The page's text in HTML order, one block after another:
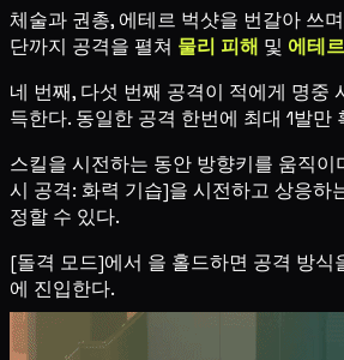
체술과 권총, 에테르 벅샷을 번갈아 쓰
단까지 공격을 펼쳐 물리 피해 및 에테
네 번째, 다섯 번째 공격이 적에게 명중
득한다. 동일한 공격 한번에 최대 1발만
스킬을 시전하는 동안 방향키를 움직이
시 공격: 화력 기습]을 시전하고 상응하
정할 수 있다.
[돌격 모드]에서 을 홀드하면 공격 방식
에 진입한다.